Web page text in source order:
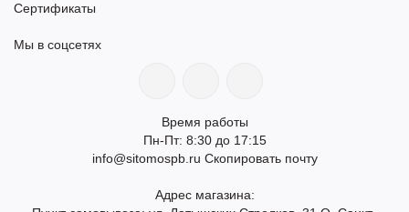
Сертификаты
Мы в соцсетях
Время работы
Пн-Пт: 8:30 до 17:15
info@sitomospb.ru Скопировать почту
Адрес магазина: